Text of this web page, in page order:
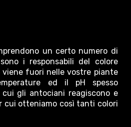
un certo numero di
i responsabili del colore
viene fuori nelle vostre piante
ed il pH spesso
gli antociani reagiscono e
cui otteniamo così tanti colori